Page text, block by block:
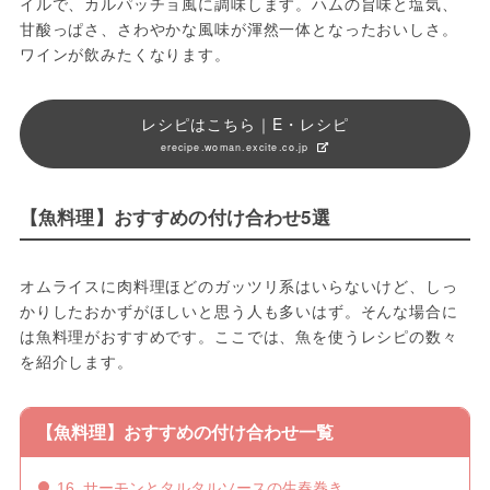
甘酸っぱさ、さわやかな風味が渾然一体となったおいしさ。
ワインが飲みたくなります。
レシピはこちら｜E・レシピ
erecipe.woman.excite.co.jp
【魚料理】おすすめの付け合わせ5選
オムライスに肉料理ほどのガッツリ系はいらないけど、しっ
かりしたおかずがほしいと思う人も多いはず。そんな場合に
は魚料理がおすすめです。ここでは、魚を使うレシピの数々
を紹介します。
【魚料理】おすすめの付け合わせ一覧